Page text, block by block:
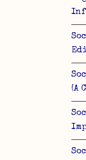
(A